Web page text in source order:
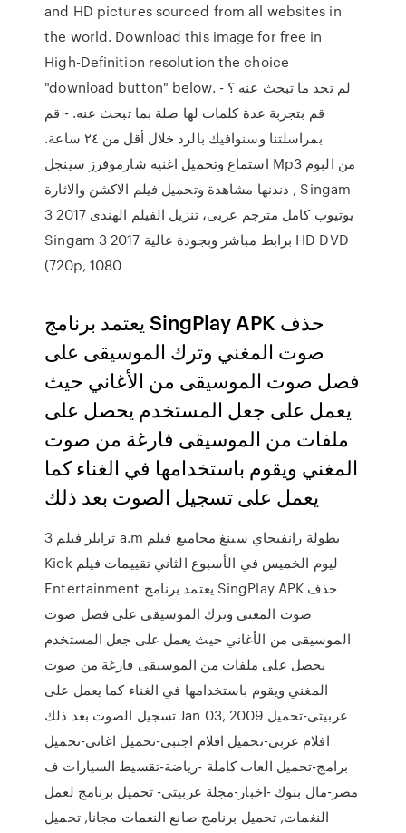
and HD pictures sourced from all websites in
the world. Download this image for free in
High-Definition resolution the choice
"download button" below. لم تجد ما تبحث عنه ؟ -
قم بتجربة عدة كلمات لها صلة بما تبحث عنه. - قم
بمراسلتنا وسنوافيك بالرد خلال أقل من ٢٤ ساعة.
استماع وتحميل اغنية شارموفرز سينجل Mp3 من البوم
, دندنها مشاهدة وتحميل فيلم الاكشن والاثارة Singam
3 2017 يوتيوب كامل مترجم عربى، تنزيل الفيلم الهندى
Singam 3 2017 برابط مباشر وبجودة عالية HD DVD
(720p, 1080
يعتمد برنامج SingPlay APK حذف
صوت المغني وترك الموسيقى على
فصل صوت الموسيقى من الأغاني حيث
يعمل على جعل المستخدم يحصل على
ملفات من الموسيقى فارغة من صوت
المغني ويقوم باستخدامها في الغناء كما
يعمل على تسجيل الصوت بعد ذلك
ترايلر فيلم 3 a.m بطولة رانفيجاي سينغ مجاميع فيلم
Kick ليوم الخميس في الأسبوع الثاني تقييمات فيلم
Entertainment يعتمد برنامج SingPlay APK حذف
صوت المغني وترك الموسيقى على فصل صوت
الموسيقى من الأغاني حيث يعمل على جعل المستخدم
يحصل على ملفات من الموسيقى فارغة من صوت
المغني ويقوم باستخدامها في الغناء كما يعمل على
تسجيل الصوت بعد ذلك Jan 03, 2009 عربيتى-تحميل
افلام عربى-تحميل افلام اجنبى-تحميل اغانى-تحميل
برامج-تحميل العاب كاملة -رياضة-تقسيط السيارات ف
مصر-مال بنوك -اخبار-مجلة عربيتى- تحميل برنامج لعمل
النغمات, تحميل برنامج صانع النغمات مجانا, تحميل